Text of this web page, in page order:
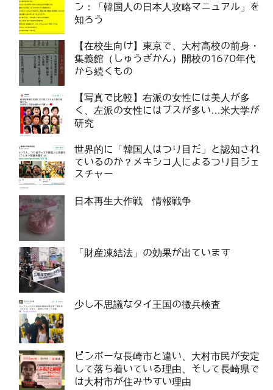
ン：「韓国人の日本人攻略マニュアル」を
知ろう
【在校生向け】東京で、大村高校の前身・
集義館（しゅうぎかん）開校の1670年代
から続くもの
【写真で比較】右派の女性には美人が多
く、左派の女性にはブスが多い…米大学が
研究
世界的に「韓国人はつり目だ」と認知され
ているのか？メキシコ人によるつり目ジェ
スチャー
日本再生大作戦 情報戦争
「財産凍結法」の効果が出ています
少し不思議なタイ王国の徴兵検査
ビンボーな長崎市と違い、大村市民が安定
して落ち着いている理由、そして長崎県で
は大村市が住みやすい理由